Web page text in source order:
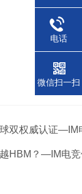
双权威认证—IM
HBM？—IM电
电话
微信扫一扫